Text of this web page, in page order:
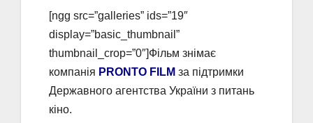
[ngg src=”galleries” ids=”19″
display=”basic_thumbnail”
thumbnail_crop=”0″]Фільм знімає
компанія PRONTO FILM за підтримки
Державного агентства України з питань
кіно.